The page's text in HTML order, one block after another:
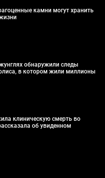
камни могут хранить
обнаружили следы
в котором жили миллионы
клиническую смерть во
об увиденном